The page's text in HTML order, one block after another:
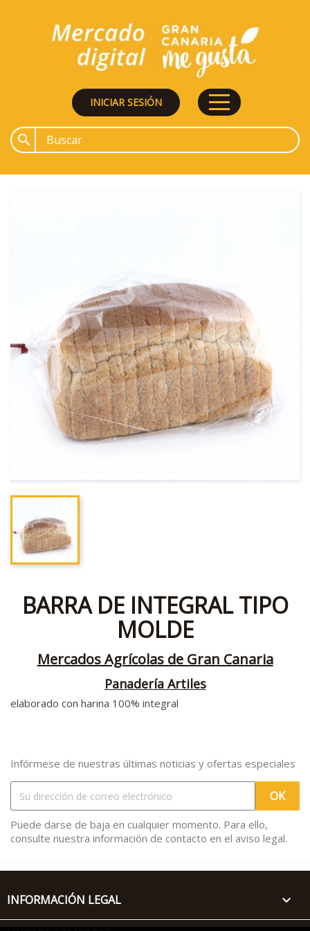

INICIAR SESIÓN
BARRA DE INTEGRAL TIPO
MOLDE
Mercados Agrícolas de Gran Canaria
Panadería Artiles
elaborado con harina 100% integral
Infórmese de nuestras últimas noticias y ofertas especiales
Puede darse de baja en cualquier momento. Para ello,
consulte nuestra información de contacto en el aviso legal.
INFORMACIÓN LEGAL 